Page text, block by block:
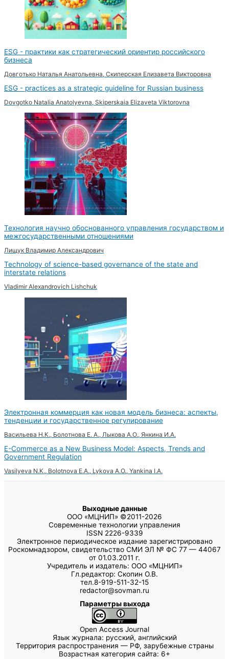
ESG - практики как стратегический ориентир российского
бизнеса
Довготько Наталья Анатольевна, Скиперская Елизавета Викторовна
ESG - practices as a strategic guideline for Russian business
Dovgotko Natalia Anatolyevna, Skiperskaia Elizaveta Viktorovna
Технология научно обоснованного управления государством и
межгосударственными отношениями
Лищук Владимир Александрович
Technology of science-based governance of the state and
interstate relations
Vladimir Alexandrovich Lishchuk
Электронная коммерция как новая модель бизнеса: аспекты,
тенденции и государственное регулирование
Васильева Н.К., Болотнова Е. А., Лыкова А.О., Янкина И.А.
E-Commerce as a New Business Model: Aspects, Trends and
Government Regulation
Vasilyeva N.K., Bolotnova E.A., Lykova A.O., Yankina I.A.
Выходные данные
ООО «МЦНИП» ©2011-2026
Современные технологии управления
ISSN 2226-9339
Электронное периодическое издание зарегистрировано
Роскомнадзором, свидетельство СМИ ЭЛ № ФС 77 — 44067
от 01.03.2011 г.
Учредитель и издатель: ООО «МЦНИП»
Гл.редактор: Скопин О.В.
тел.8-919-511-32-15
redactor@sovman.ru
Параметры выхода
Open Access Journal
Язык журнала: русский, английский
Территория распространения — РФ, зарубежные страны
Возрастная категория сайта: 6+